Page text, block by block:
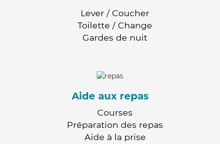
Lever / Coucher
Toilette / Change
Gardes de nuit
Aide aux repas
Courses
Préparation des repas
Aide à la prise